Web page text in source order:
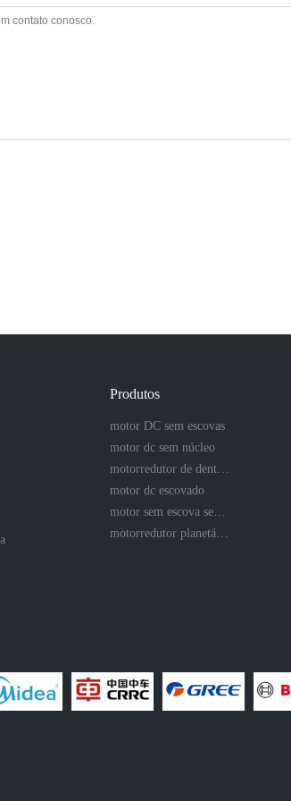
Produtos
motor DC sem escovas
motor dc sem núcleo
motor dc escovado